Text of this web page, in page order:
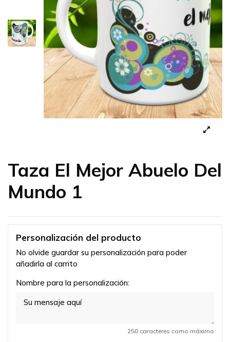
Taza El Mejor Abuelo Del
Mundo 1
Personalización del producto
No olvide guardar su personalización para poder
añadirla al carrito
Nombre para la personalización:
250 caracteres como máximo